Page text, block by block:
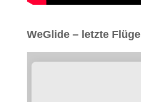
WeGlide – letzte Flüge